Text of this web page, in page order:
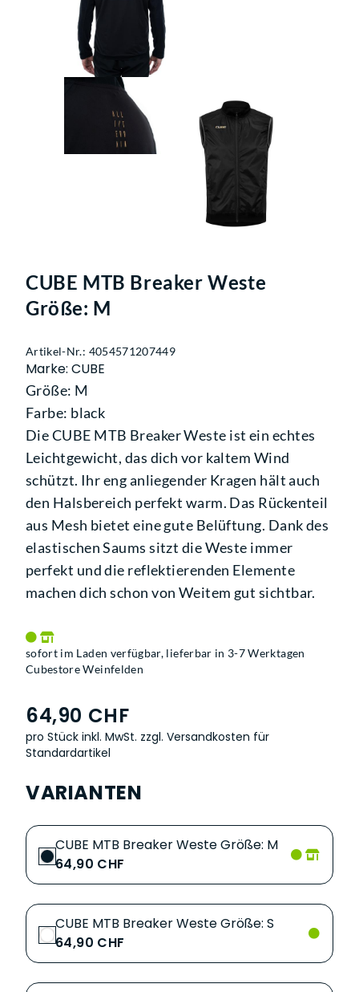
CUBE MTB Breaker Weste
Größe: M
Artikel-Nr.: 4054571207449
Marke: CUBE
Größe: M
Farbe: black
Die CUBE MTB Breaker Weste ist ein echtes
Leichtgewicht, das dich vor kaltem Wind
schützt. Ihr eng anliegender Kragen hält auch
den Halsbereich perfekt warm. Das Rückenteil
aus Mesh bietet eine gute Belüftung. Dank des
elastischen Saums sitzt die Weste immer
perfekt und die reflektierenden Elemente
machen dich schon von Weitem gut sichtbar.
sofort im Laden verfügbar, lieferbar in 3-7 Werktagen
Cubestore Weinfelden
64,90 CHF
pro Stück inkl. MwSt. zzgl. Versandkosten für
Standardartikel
VARIANTEN
CUBE MTB Breaker Weste Größe: M
64,90 CHF
CUBE MTB Breaker Weste Größe: S
64,90 CHF